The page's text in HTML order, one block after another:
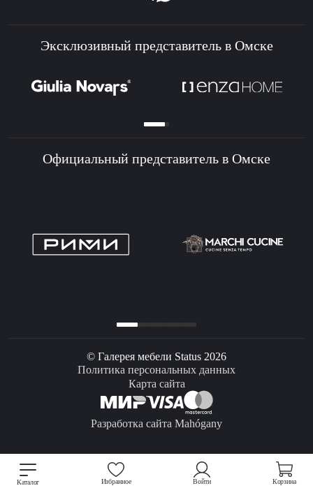
Каталог Избранное Войти Корзина
Эксклюзивный представитель в Омске
Официальный представитель в Омске
© Галерея мебели Status 2026
Политика персональных данных
Карта сайта
Разработка сайта Mahógany